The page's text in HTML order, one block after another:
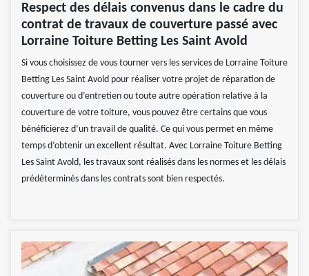
Respect des délais convenus dans le cadre du
contrat de travaux de couverture passé avec
Lorraine Toiture Betting Les Saint Avold
Si vous choisissez de vous tourner vers les services de Lorraine Toiture
Betting Les Saint Avold pour réaliser votre projet de réparation de
couverture ou d’entretien ou toute autre opération relative à la
couverture de votre toiture, vous pouvez être certains que vous
bénéficierez d’un travail de qualité. Ce qui vous permet en même
temps d’obtenir un excellent résultat. Avec Lorraine Toiture Betting
Les Saint Avold, les travaux sont réalisés dans les normes et les délais
prédéterminés dans les contrats sont bien respectés.